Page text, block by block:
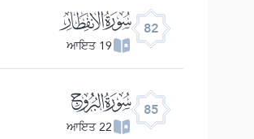
82 ﯿ
19 ਆਇਤ
85 ﰂ
22 ਆਇਤ